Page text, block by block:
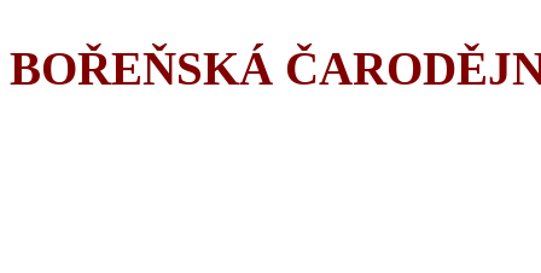
BOŘEŇSKÁ